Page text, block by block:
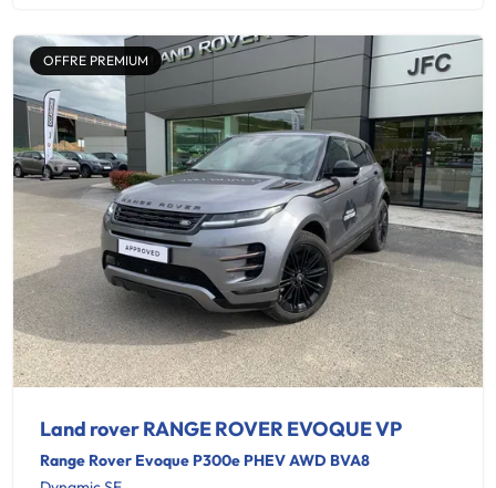
OFFRE PREMIUM
Land rover RANGE ROVER EVOQUE VP
Range Rover Evoque P300e PHEV AWD BVA8